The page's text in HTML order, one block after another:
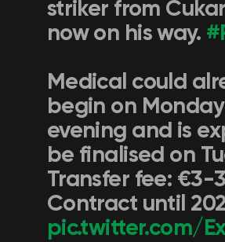
striker from
now on his way.
Medical could
begin on Monday
evening and is
be finalised on
Transfer fee: €3-
Contract until
pic.twitter.com/